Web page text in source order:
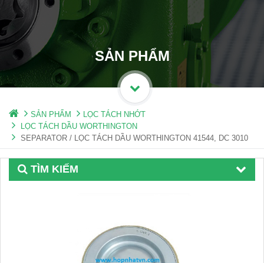
SẢN PHẨM
SẢN PHẨM
LỌC TÁCH NHỚT
LỌC TÁCH DẦU WORTHINGTON
SEPARATOR / LỌC TÁCH DẦU WORTHINGTON 41544, DC 3010
TÌM KIẾM